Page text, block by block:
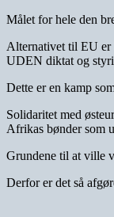
Målet for hele den
Alternativet til EU er
UDEN diktat og
Dette er en kamp
Solidaritet med
Afrikas bønder som
Grundene til at ville
Derfor er det så